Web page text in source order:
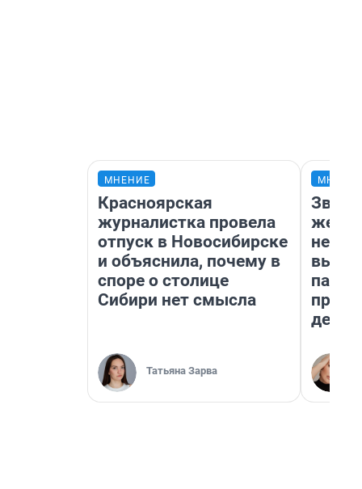
МНЕНИЕ
Красноярская
журналистка провела
отпуск в Новосибирске
и объяснила, почему в
споре о столице
Сибири нет смысла
Татьяна Зарва
день